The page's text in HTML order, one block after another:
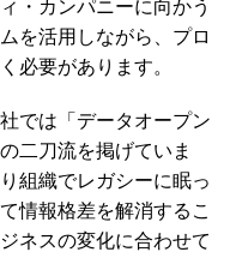
・カンパニーに向かう
を活用しながら、プロ
必要があります。
では「データオープン
二刀流を掲げていま
組織でレガシーに眠っ
情報格差を解消するこ
ネスの変化に合わせて